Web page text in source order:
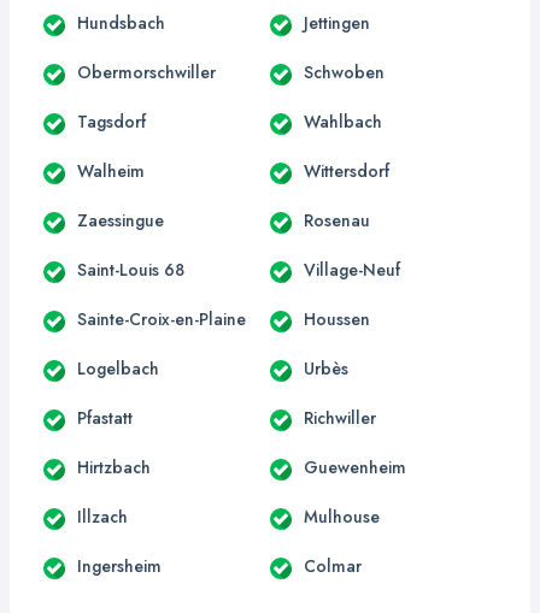
Hundsbach Jettingen
Obermorschwiller Schwoben
Tagsdorf Wahlbach
Walheim Wittersdorf
Zaessingue Rosenau
Saint-Louis 68 Village-Neuf
Sainte-Croix-en-Plaine Houssen
Logelbach Urbès
Pfastatt Richwiller
Hirtzbach Guewenheim
Illzach Mulhouse
Ingersheim Colmar